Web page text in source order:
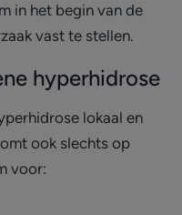
in het begin van de
vast te stellen.
hyperhidrose
lokaal en
ook slechts op
voor: